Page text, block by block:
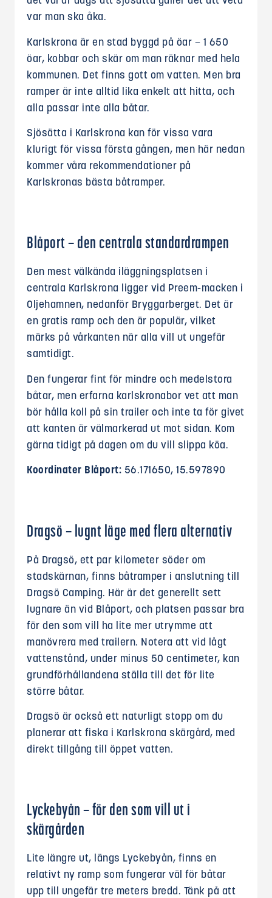
var man ska åka.
Karlskrona är en stad byggd på öar – 1 650
öar, kobbar och skär om man räknar med hela
kommunen. Det finns gott om vatten. Men bra
ramper är inte alltid lika enkelt att hitta, och
alla passar inte alla båtar.
Sjösätta i Karlskrona kan för vissa vara
klurigt för vissa första gången, men här nedan
kommer våra rekommendationer på
Karlskronas bästa båtramper.
Blåport – den centrala standardrampen
Den mest välkända iläggningsplatsen i
centrala Karlskrona ligger vid Preem-macken i
Oljehamnen, nedanför Bryggarberget. Det är
en gratis ramp och den är populär, vilket
märks på vårkanten när alla vill ut ungefär
samtidigt.
Den fungerar fint för mindre och medelstora
båtar, men erfarna karlskronabor vet att man
bör hålla koll på sin trailer och inte ta för givet
att kanten är välmarkerad ut mot sidan. Kom
gärna tidigt på dagen om du vill slippa köa.
Koordinater Blåport: 56.171650, 15.597890
Dragsö – lugnt läge med flera alternativ
På Dragsö, ett par kilometer söder om
stadskärnan, finns båtramper i anslutning till
Dragsö Camping. Här är det generellt sett
lugnare än vid Blåport, och platsen passar bra
för den som vill ha lite mer utrymme att
manövrera med trailern. Notera att vid lågt
vattenstånd, under minus 50 centimeter, kan
grundförhållandena ställa till det för lite
större båtar.
Dragsö är också ett naturligt stopp om du
planerar att fiska i Karlskrona skärgård, med
direkt tillgång till öppet vatten.
Lyckebyån – för den som vill ut i
skärgården
Lite längre ut, längs Lyckebyån, finns en
relativt ny ramp som fungerar väl för båtar
upp till ungefär tre meters bredd. Tänk på att